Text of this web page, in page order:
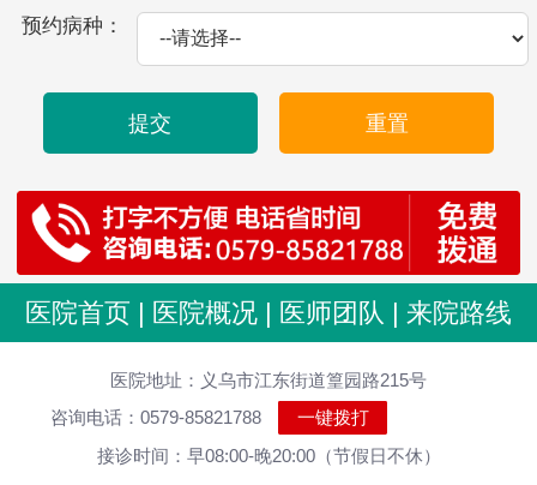
预约病种：
提交 重置
医院首页 医院概况 医师团队 来院路线
医院地址：义乌市江东街道篁园路215号
咨询电话：0579-85821788
一键拨打
接诊时间：早08:00-晚20:00（节假日不休）